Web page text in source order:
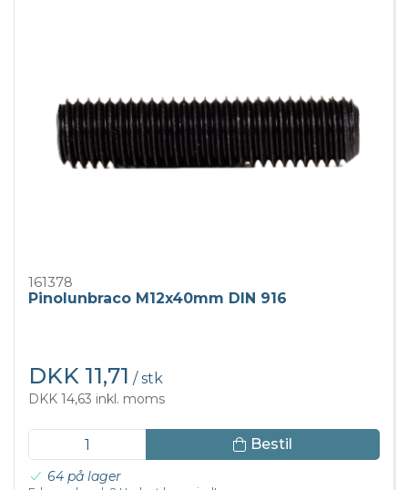
161378
Pinolunbraco M12x40mm DIN 916
DKK 11,71 / stk
DKK 14,63 inkl. moms
Bestil
64 på lager